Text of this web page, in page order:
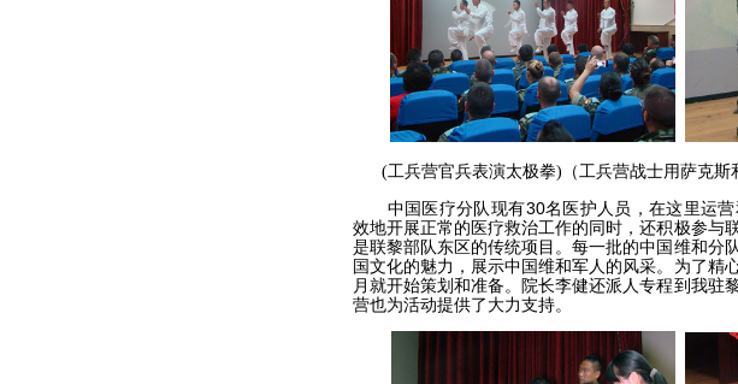
(工兵营官兵表演太极拳)（工兵营战士用萨克斯
中国医疗分队现有30名医护人员，在这里运营
效地开展正常的医疗救治工作的同时，还积极参与
是联黎部队东区的传统项目。每一批的中国维和分
国文化的魅力，展示中国维和军人的风采。为了精
月就开始策划和准备。院长李健还派人专程到我驻
营也为活动提供了大力支持。